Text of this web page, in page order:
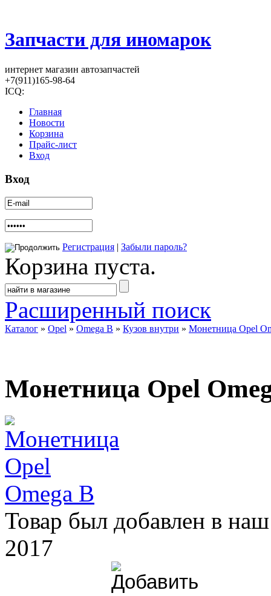
Запчасти для иномарок
интернет магазин автозапчастей
+7(911)165-98-64
ICQ:
Главная
Новости
Корзина
Прайс-лист
Вход
Вход
Регистрация | Забыли пароль?
Корзина пуста.
Расширенный поиск
Каталог » Opel » Omega B » Кузов внутри » Монетница Opel
Монетница Opel
Товар был добавлен в
2017